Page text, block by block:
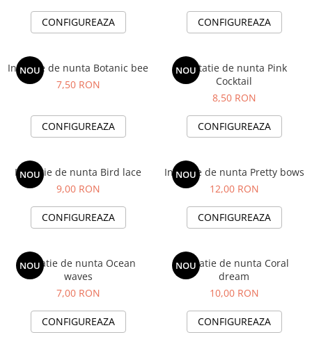
CONFIGUREAZA CONFIGUREAZA
NOU
Invitatie de nunta Botanic bee
7,50 RON
CONFIGUREAZA
NOU
Invitatie de nunta Pink
Cocktail
8,50 RON
CONFIGUREAZA
NOU
Invitatie de nunta Bird lace
9,00 RON
CONFIGUREAZA
NOU
Invitatie de nunta Pretty bows
12,00 RON
CONFIGUREAZA
NOU
Invitatie de nunta Ocean
waves
7,00 RON
CONFIGUREAZA
NOU
Invitatie de nunta Coral
dream
10,00 RON
CONFIGUREAZA